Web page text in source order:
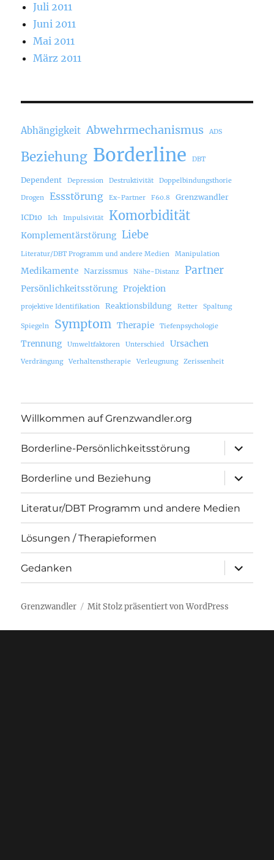
Juli 2011
Juni 2011
Mai 2011
März 2011
Abhängigkeit Abwehrmechanismus ADS
Beziehung Borderline DBT
Dependent Depression Destruktivität Doppelbindungsthorie
Drogen Essstörung Ex-Partner F60.8 Grenzwandler
ICD10 Ich Impulsivität Komorbidität
Komplementärstörung Liebe
Literatur/DBT Programm und andere Medien Manipulation
Medikamente Narzissmus Nähe-Distanz Partner
Persönlichkeitsstörung Projektion
projektive Identifikation Reaktionsbildung Retter Spaltung
Spiegeln Symptom Therapie Tiefenpsychologie
Trennung Umweltfaktoren Unterschied Ursachen
Verdrängung Verhaltenstherapie Verleugnung Zerissenheit
Willkommen auf Grenzwandler.org
Borderline-Persönlichkeitsstörung
öffnen
Borderline und Beziehung
öffnen
Literatur/DBT Programm und andere Medien
Lösungen / Therapieformen
Gedanken
öffnen
Grenzwandler Mit Stolz präsentiert von WordPress